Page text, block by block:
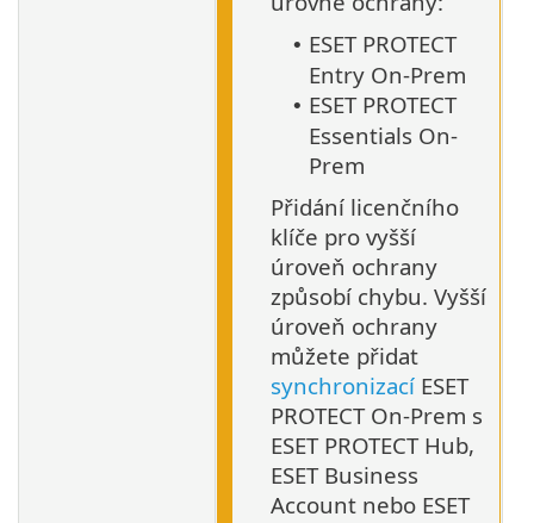
• ESET PROTECT
Entry On-Prem
• ESET PROTECT
Essentials On-
Prem
Přidání licenčního
klíče pro vyšší
úroveň ochrany
způsobí chybu. Vyšší
úroveň ochrany
můžete přidat
synchronizací ESET
PROTECT On-Prem s
ESET PROTECT Hub,
ESET Business
Account nebo ESET